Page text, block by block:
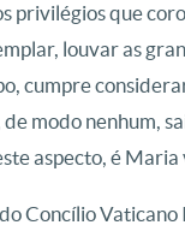
privilégios que
louvar as
cumpre
modo nenhum,
aspecto, é
Concílio